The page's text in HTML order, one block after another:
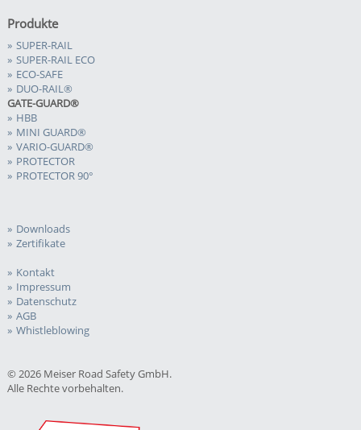
Produkte
SUPER-RAIL
SUPER-RAIL ECO
ECO-SAFE
DUO-RAIL®
GATE-GUARD®
HBB
MINI GUARD®
VARIO-GUARD®
PROTECTOR
PROTECTOR 90°
Downloads
Zertifikate
Kontakt
Impressum
Datenschutz
AGB
Whistleblowing
© 2026 Meiser Road Safety GmbH.
Alle Rechte vorbehalten.